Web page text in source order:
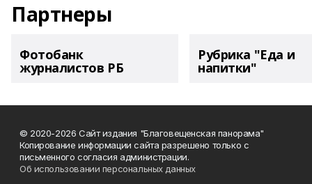
Партнеры
Фотобанк
журналистов РБ
Рубрика "Еда и
напитки"
© 2020-2026 Сайт издания "Благовещенская панорама"
Копирование информации сайта разрешено только с
письменного согласия администрации.
Об использовании персональных данных